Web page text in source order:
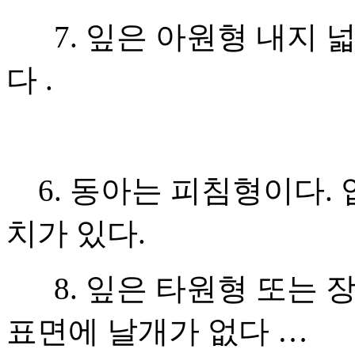
7. 잎은 아원형 내지 넓
다 .
6. 동아는 피침형이다.
치가 있다.
8. 잎은 타원형 또는 장
표면에 날개가 없다 …